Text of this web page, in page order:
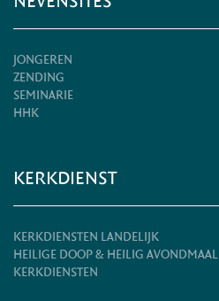
JONGEREN
ZENDING
SEMINARIE
HHK
KERKDIENST
KERKDIENSTEN LANDELIJK
HEILIGE DOOP & HEILIG AVONDMAAL
KERKDIENSTEN